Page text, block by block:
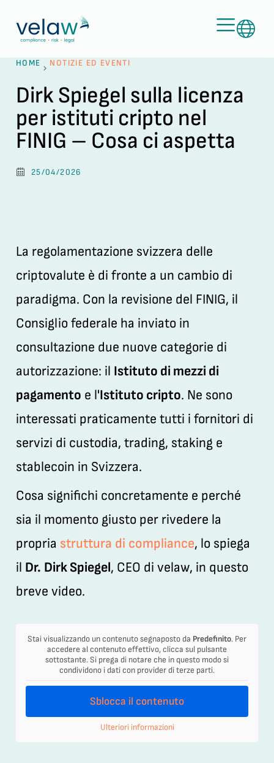
HOME NOTIZIE ED EVENTI
Dirk Spiegel sulla licenza
per istituti cripto nel
FINIG – Cosa ci aspetta
25/04/2026
La regolamentazione svizzera delle
criptovalute è di fronte a un cambio di
paradigma. Con la revisione del FINIG, il
Consiglio federale ha inviato in
consultazione due nuove categorie di
autorizzazione: il Istituto di mezzi di
pagamento e l'Istituto cripto. Ne sono
interessati praticamente tutti i fornitori di
servizi di custodia, trading, staking e
stablecoin in Svizzera.
Cosa significhi concretamente e perché
sia il momento giusto per rivedere la
propria struttura di compliance, lo spiega
il Dr. Dirk Spiegel, CEO di velaw, in questo
breve video.
Stai visualizzando un contenuto segnaposto da Predefinito. Per
accedere al contenuto effettivo, clicca sul pulsante
sottostante. Si prega di notare che in questo modo si
condividono i dati con provider di terze parti.
Sblocca il contenuto
Ulteriori informazioni